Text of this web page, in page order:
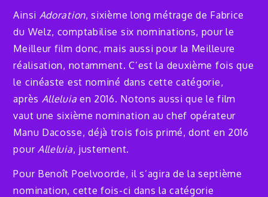
Ainsi Adoration, sixième long métrage de Fabrice
du Welz, comptabilise six nominations, pour le
Meilleur film donc, mais aussi pour la Meilleure
réalisation, notamment. C’est la deuxième fois que
le cinéaste est nominé dans cette catégorie,
après Alleluia en 2016. Notons aussi que le film
vaut une sixième nomination au chef opérateur
Manu Dacosse, déjà trois fois primé, dont en 2016
pour Alleluia, justement.
Pour Benoît Poelvoorde, il s’agira de la septième
nomination, cette fois-ci dans la catégorie